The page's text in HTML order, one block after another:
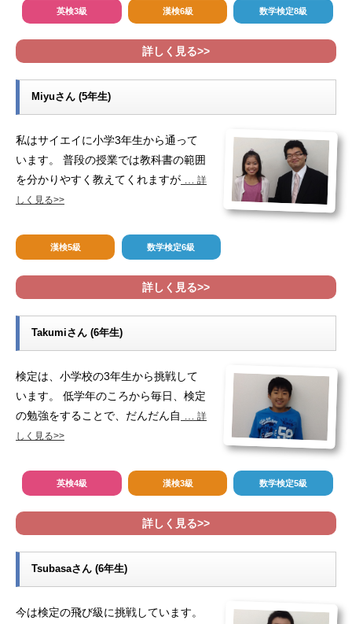
英検3級 漢検6級 数学検定8級
詳しく見る>>
Miyuさん (5年生)
私はサイエイに小学3年生から通って
います。 普段の授業では教科書の範囲
を分かりやすく教えてくれますが … 詳
しく見る>>
漢検5級 数学検定6級
詳しく見る>>
Takumiさん (6年生)
検定は、小学校の3年生から挑戦して
います。 低学年のころから毎日、検定
の勉強をすることで、だんだん自
詳
しく見る>>
英検4級 漢検3級 数学検定5級
詳しく見る>>
Tsubasaさん (6年生)
今は検定の飛び級に挑戦しています。